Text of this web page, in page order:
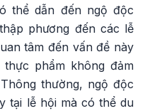
thể dẫn đến ngộ độc
phương đến các lễ
tâm đến vấn đề này
phẩm không đảm
thường, ngộ độc
tại lễ hội mà có thể du